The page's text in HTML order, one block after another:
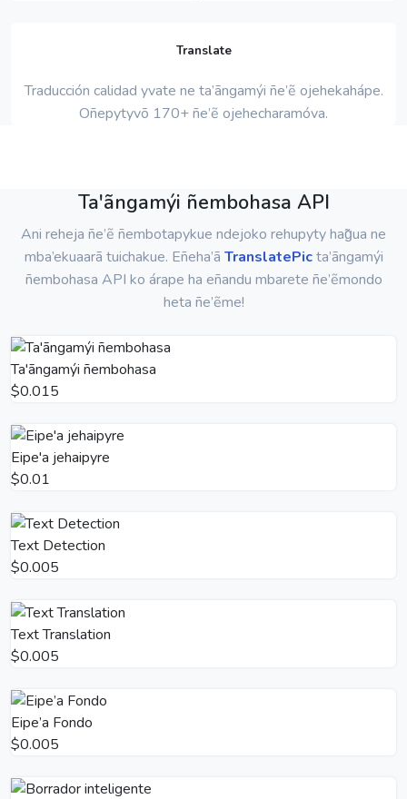
Translate
Traducción calidad yvate ne ta’ãngamýi ñe’ẽ ojehekahápe.
Oñepytyvõ 170+ ñe’ẽ ojehecharamóva.
Ta'ãngamýi ñembohasa API
Ani reheja ñe’ẽ ñembotapykue ndejoko rehupyty hag̃ua ne
mba’ekuaarã tuichakue. Eñeha’ã TranslatePicta’ãngamýi
ñembohasa API ko árape ha eñandu mbarete ñe’ẽmondo
heta ñe’ẽme!
Ta'ãngamýi ñembohasa
$0.015
Eipe'a jehaipyre
$0.01
Text Detection
$0.005
Text Translation
$0.005
Eipe’a Fondo
$0.005